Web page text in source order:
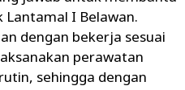
Lantamal I Belawan.
dengan bekerja sesuai
perawatan
sehingga dengan